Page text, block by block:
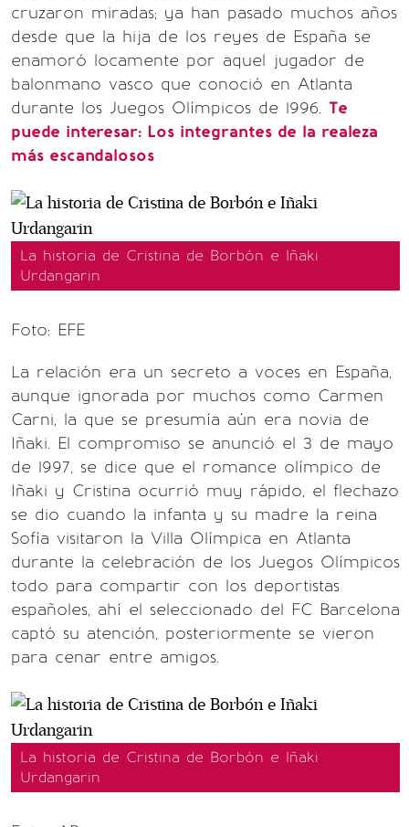
cruzaron miradas; ya han pasado muchos años
desde que la hija de los reyes de España se
enamoró locamente por aquel jugador de
balonmano vasco que conoció en Atlanta
durante los Juegos Olímpicos de 1996. Te
puede interesar: Los integrantes de la realeza
más escandalosos
La historia de Cristina de Borbón e Iñaki
Urdangarin
Foto: EFE
La relación era un secreto a voces en España,
aunque ignorada por muchos como Carmen
Carni, la que se presumía aún era novia de
Iñaki. El compromiso se anunció el 3 de mayo
de 1997, se dice que el romance olímpico de
Iñaki y Cristina ocurrió muy rápido, el flechazo
se dio cuando la infanta y su madre la reina
Sofía visitaron la Villa Olímpica en Atlanta
durante la celebración de los Juegos Olímpicos
todo para compartir con los deportistas
españoles, ahí el seleccionado del FC Barcelona
captó su atención, posteriormente se vieron
para cenar entre amigos.
La historia de Cristina de Borbón e Iñaki
Urdangarin